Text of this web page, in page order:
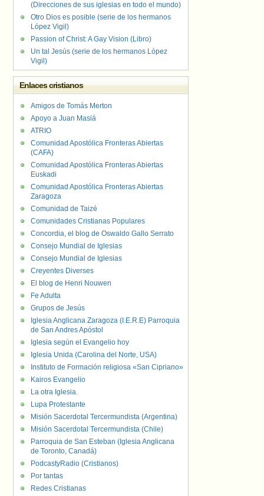
(Direcciones de sus iglesias en todo el mundo)
Otro Dios es posible (serie de los hermanos
López Vigil)
Passion of Christ: A Gay Vision (Libro)
Un tal Jesús (serie de los hermanos López
Vigil)
Enlaces cristianos
Amigos de Tomás Merton
Apoyo a Juan Masiá
ATRIO
Comunidad Apostólica Fronteras Abiertas
(CAFA)
Comunidad Apostólica Fronteras Abiertas
Euskadi
Comunidad Apostólica Fronteras Abiertas
Zaragoza
Comunidad de Taizé
Comunidades Cristianas Populares
Concordia, el blog de Oswaldo Gallo Serrato
Consejo Mundial de Iglesias
Consejo Mundial de Iglesias
Creyentes Diverses
El blog de Henri Nouwen
Fe Adulta
Grupos de Jesús
Iglesia Anglicana Zaragoza (I.E.R.E) Parroquia
de San Andres Apóstol
Iglesia según el Evangelio hoy
Iglesia Unida (Carolina del Norte, USA)
Instituto de Formación religiosa «San Cipriano»
Kairos Evangelio
La otra Iglesia.
Lupa Protestante
Misión Sacerdotal Tercermundista (Argentina)
Misión Sacerdotal Tercermundista (Chile)
Parroquia de San Esteban (Iglesia Anglicana
de Toronto, Canadá)
PodcastyRadio (Cristianos)
Por tantas
Redes Cristianas